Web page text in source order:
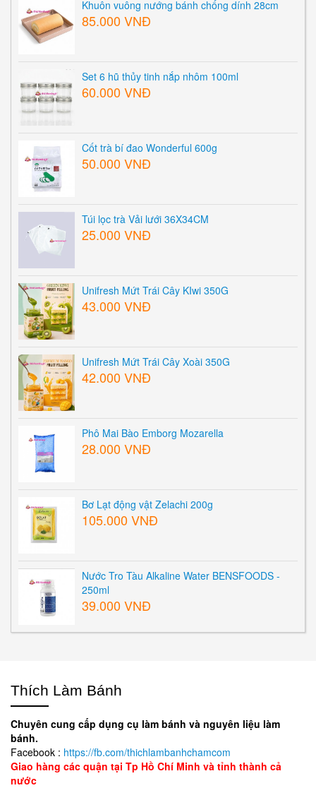
Khuôn vuông nướng bánh chống dính 28cm
85.000 VNĐ
Set 6 hũ thủy tinh nắp nhôm 100ml
60.000 VNĐ
Cốt trà bí đao Wonderful 600g
50.000 VNĐ
Túi lọc trà Vải lưới 36X34CM
25.000 VNĐ
Unifresh Mứt Trái Cây KIwi 350G
43.000 VNĐ
Unifresh Mứt Trái Cây Xoài 350G
42.000 VNĐ
Phô Mai Bào Emborg Mozarella
28.000 VNĐ
Bơ Lạt động vật Zelachi 200g
105.000 VNĐ
Nước Tro Tàu Alkaline Water BENSFOODS -
250ml
39.000 VNĐ
Thích Làm Bánh
Chuyên cung cấp dụng cụ làm bánh và nguyên liệu làm
bánh.
Facebook : https://fb.com/thichlambanhchamcom
Giao hàng các quận tại Tp Hồ Chí Minh và tỉnh thành cả
nước